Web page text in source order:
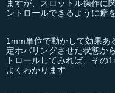
ますが、スロットル操作に
ントロールできるように癖
1mm単位で動かして効果あ
定ホバリングさせた状態か
トロールしてみれば、その
よくわかります